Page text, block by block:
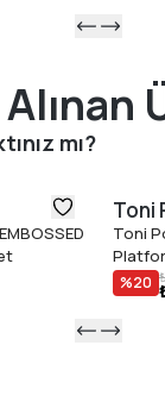
davetlere uygun
mı?
Toni
Toni
%20